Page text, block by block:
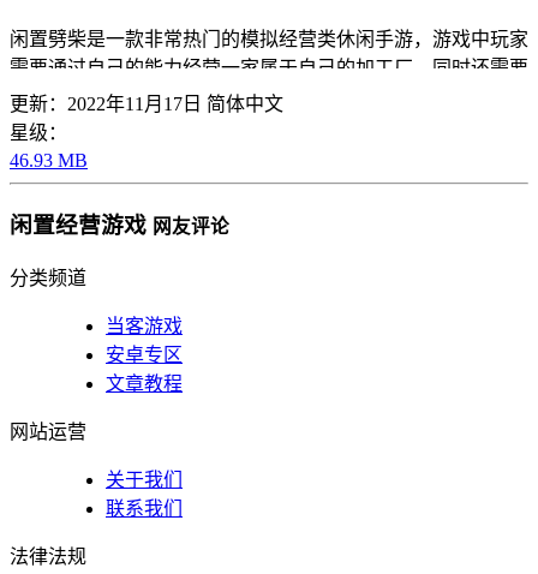
闲置劈柴是一款非常热门的模拟经营类休闲手游，游戏中玩家
需要通过自己的能力经营一家属于自己的加工厂，同时还需要
招募员工为自己工作，以此来赚取利润。
更新：2022年11月17日 简体中文
星级：
46.93 MB
闲置经营游戏 网友评论
分类频道
当客游戏
安卓专区
文章教程
网站运营
关于我们
联系我们
法律法规